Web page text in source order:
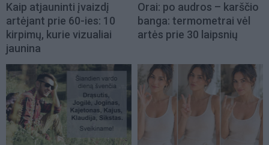
Kaip atjauninti įvaizdį
artėjant prie 60-ies: 10
kirpimų, kurie vizualiai
jaunina
Orai: po audros – karščio
banga: termometrai vėl
artės prie 30 laipsnių